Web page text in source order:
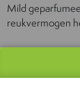
Mild
reukvermogen
Geschikt voor